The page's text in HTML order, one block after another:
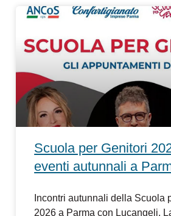
Scuola per Genitori
eventi autunnali a
Incontri autunnali della Scuola
2026 a Parma con Lucangeli,